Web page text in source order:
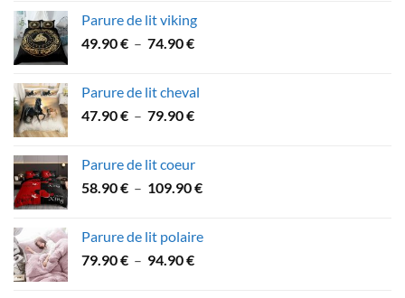
53.60 €
à
Parure de lit viking
49.90€ – 74.90€Plage
49.90 €
à
Parure de lit cheval
47.90€ – 79.90€Plage
à
Parure de lit coeur
58.90€ – 109.90€Plage
58.90 €
Parure de lit polaire
79.90€ – 94.90€Plage